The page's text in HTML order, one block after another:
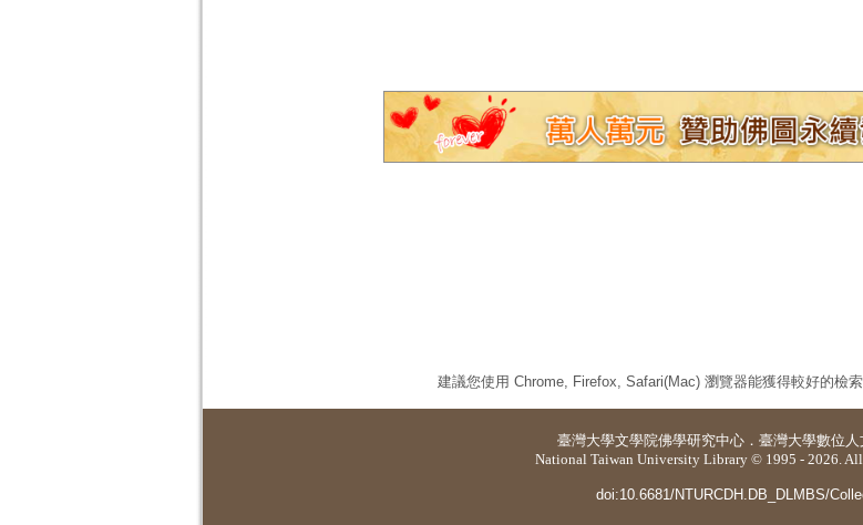
建議您使用 Chrome, Firefox, Safari(Mac) 瀏覽器能獲得較好的檢
臺灣大學文學院佛學研究中心 ． 臺灣大學數位
National Taiwan University Library © 1995 - 2026. All
doi:10.6681/NTURCDH.DB_DLMBS/